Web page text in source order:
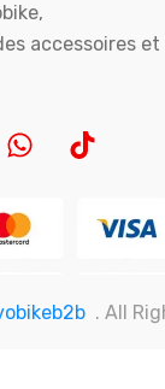
accessoires
. All